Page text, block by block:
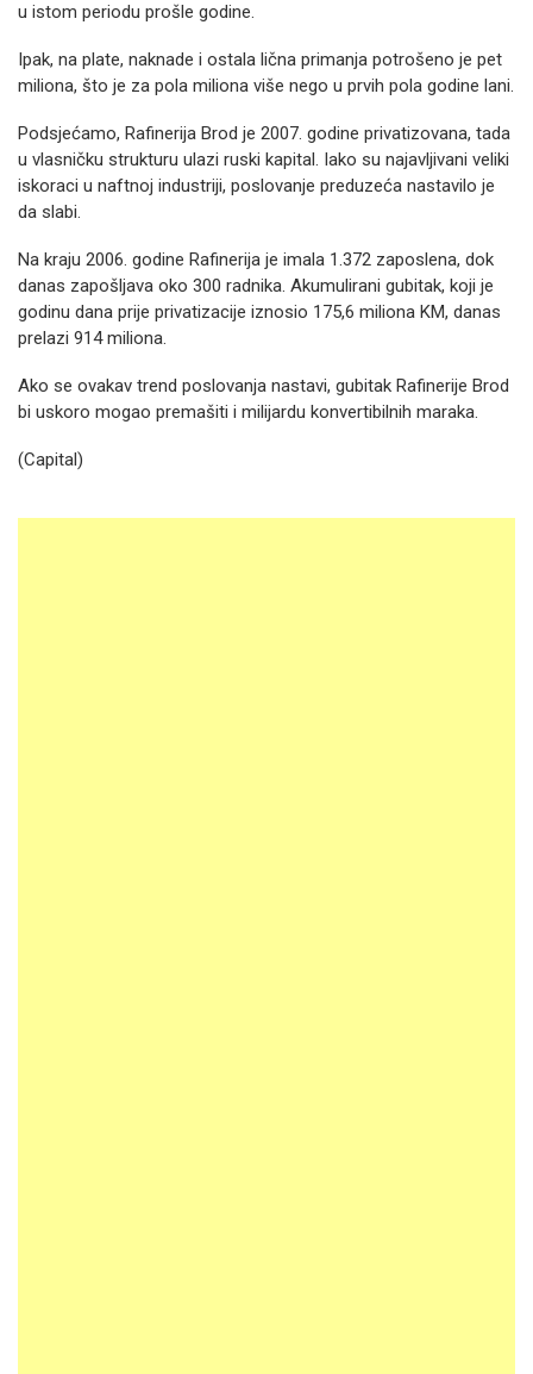
u istom periodu prošle godine.
Ipak, na plate, naknade i ostala lična primanja potrošeno je pet
miliona, što je za pola miliona više nego u prvih pola godine lani.
Podsjećamo, Rafinerija Brod je 2007. godine privatizovana, tada
u vlasničku strukturu ulazi ruski kapital. Iako su najavljivani veliki
iskoraci u naftnoj industriji, poslovanje preduzeća nastavilo je
da slabi.
Na kraju 2006. godine Rafinerija je imala 1.372 zaposlena, dok
danas zapošljava oko 300 radnika. Akumulirani gubitak, koji je
godinu dana prije privatizacije iznosio 175,6 miliona KM, danas
prelazi 914 miliona.
Ako se ovakav trend poslovanja nastavi, gubitak Rafinerije Brod
bi uskoro mogao premašiti i milijardu konvertibilnih maraka.
(Capital)